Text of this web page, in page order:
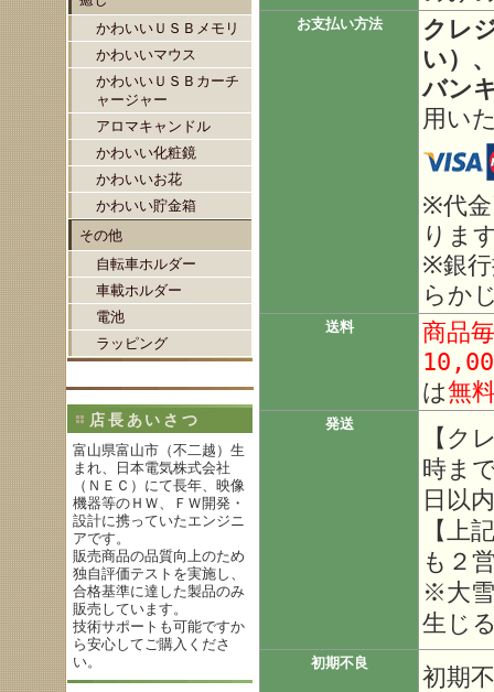
かわいいＵＳＢメモリ
かわいいマウス
かわいいＵＳＢカーチ
ャージャー
アロマキャンドル
かわいい化粧鏡
かわいいお花
かわいい貯金箱
その他
自転車ホルダー
車載ホルダー
電池
ラッピング
店長あいさつ
富山県富山市（不二越）生
まれ、日本電気株式会社
（ＮＥＣ）にて長年、映像
機器等のＨＷ、ＦＷ開発・
設計に携っていたエンジニ
アです。
販売商品の品質向上のため
独自評価テストを実施し、
合格基準に達した製品のみ
販売しています。
技術サポートも可能ですか
ら安心してご購入くださ
い。
お支払い方法
クレ
い）
バン
用い
※代金
りま
※銀行
らか
送料
商品
は無
発送
【ク
時ま
日以
【上
も２
※大
生じ
初期不良
初期